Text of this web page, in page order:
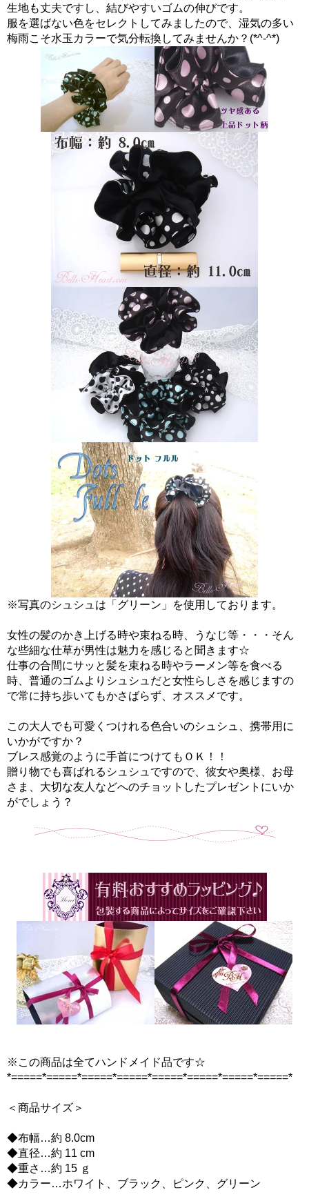
生地も丈夫ですし、結びやすいゴムの伸びです。
服を選ばない色をセレクトしてみましたので、湿気の多い
梅雨こそ水玉カラーで気分転換してみませんか？(*^-^*)
※写真のシュシュは「グリーン」を使用しております。
女性の髪のかき上げる時や束ねる時、うなじ等・・・そん
な些細な仕草が男性は魅力を感じると聞きます☆
仕事の合間にサッと髪を束ねる時やラーメン等を食べる
時、普通のゴムよりシュシュだと女性らしさを感じますの
で常に持ち歩いてもかさばらず、オススメです。
この大人でも可愛くつけれる色合いのシュシュ、携帯用に
いかがですか？
ブレス感覚のように手首につけてもＯＫ！！
贈り物でも喜ばれるシュシュですので、彼女や奥様、お母
さま、大切な友人などへのチョットしたプレゼントにいか
がでしょう？
※この商品は全てハンドメイド品です☆
*=====*=====*=====*=====*=====*=====*=====*=====*
＜商品サイズ＞
◆布幅…約 8.0cm
◆直径…約 11 cm
◆重さ…約 15 ｇ
◆カラー…ホワイト、ブラック、ピンク、グリーン